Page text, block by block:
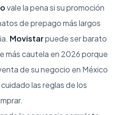
vale la pena si su promoción
de prepago más largos
Movistarpuede ser barato
más cautela en 2026 porque
de su negocio en México
las reglas de los